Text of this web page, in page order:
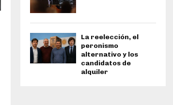
La reelección, el
peronismo
alternativo y los
candidatos de
alquiler